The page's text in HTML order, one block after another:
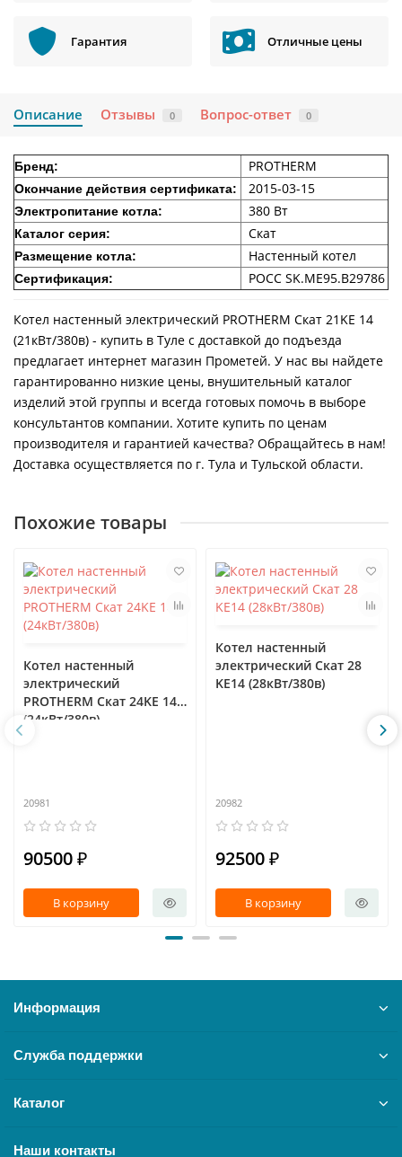
Гарантия Отличные цены
Описание Отзывы 0 Вопрос-ответ 0
Бренд: PROTHERM
Окончание действия сертификата: 2015-03-15
Электропитание котла: 380 Вт
Каталог серия: Скат
Размещение котла: Настенный котел
Сертификация: РОСС SK.ME95.B29786
Котел настенный электрический PROTHERM Скат 21KE 14
(21кВт/380в) - купить в Туле с доставкой до подъезда
предлагает интернет магазин Прометей. У нас вы найдете
гарантированно низкие цены, внушительный каталог
изделий этой группы и всегда готовых помочь в выборе
консультантов компании. Хотите купить по ценам
производителя и гарантией качества? Обращайтесь в нам!
Доставка осуществляется по г. Тула и Тульской области.
Похожие товары
Котел настенный
электрический
PROTHERM Скат 24KE 14
(24кВт/380в)
20981
90500 ₽
В корзину
Котел настенный
электрический Скат 28
KE14 (28кВт/380в)
20982
92500 ₽
В корзину
Информация
Служба поддержки
Каталог
Наши контакты